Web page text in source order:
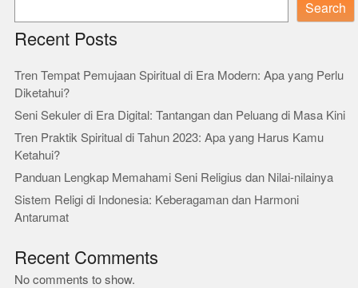
Search
Recent Posts
Tren Tempat Pemujaan Spiritual di Era Modern: Apa yang Perlu
Diketahui?
Seni Sekuler di Era Digital: Tantangan dan Peluang di Masa Kini
Tren Praktik Spiritual di Tahun 2023: Apa yang Harus Kamu
Ketahui?
Panduan Lengkap Memahami Seni Religius dan Nilai-nilainya
Sistem Religi di Indonesia: Keberagaman dan Harmoni
Antarumat
Recent Comments
No comments to show.